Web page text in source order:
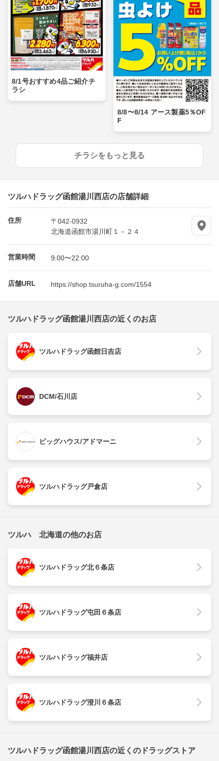
8/1号おすすめ4品ご紹介チ
ラシ
8/8〜8/14 アース製薬5％OF
F
チラシをもっと見る
ツルハドラッグ函館湯川西店の店舗詳細
住所
〒042-0932
北海道函館市湯川町１－２４
営業時間 9:00〜22:00
店舗URL https://shop.tsuruha-g.com/1554
ツルハドラッグ函館湯川西店の近くのお店
ツルハドラッグ函館日吉店
DCM/石川店
ビッグハウス/アドマーニ
ツルハドラッグ戸倉店
ツルハ 北海道の他のお店
ツルハドラッグ北６条店
ツルハドラッグ屯田６条店
ツルハドラッグ福井店
ツルハドラッグ澄川６条店
ツルハドラッグ函館湯川西店の近くのドラッグストア